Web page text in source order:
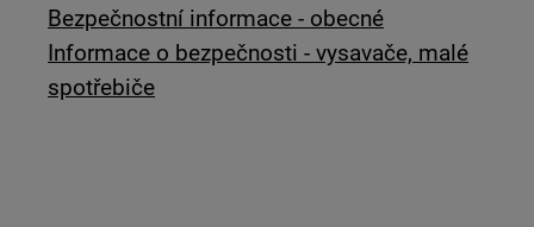
Bezpečnostní informace - obecné
Informace o bezpečnosti - vysavače, malé
spotřebiče